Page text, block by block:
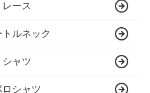
レース
トルネック
シャツ
ロシャツ